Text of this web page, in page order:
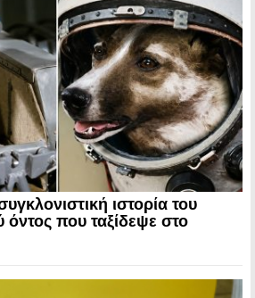
ιστορία του
που ταξίδεψε στο